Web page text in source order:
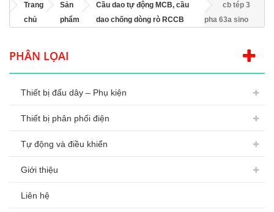
Trang
chủ
Sản
phẩm
Cầu dao tự động MCB, cầu
dao chống dòng rò RCCB
cb tép 3
pha 63a sino
PHÂN LỌAI
Thiết bị đấu dây – Phụ kiện
Thiết bị phân phối điện
Tự động và điều khiển
Giới thiệu
Liên hệ